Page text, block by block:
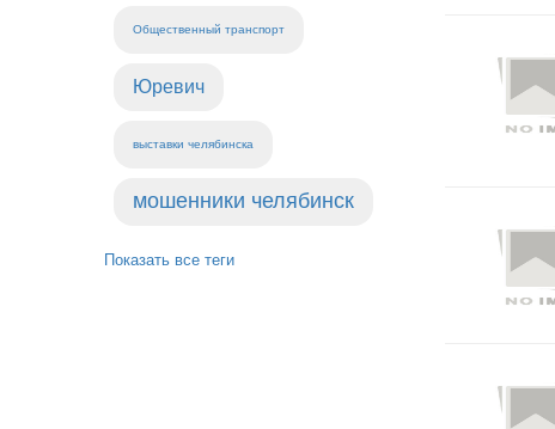
Общественный транспорт
Юревич
выставки челябинска
мошенники челябинск
Показать все теги